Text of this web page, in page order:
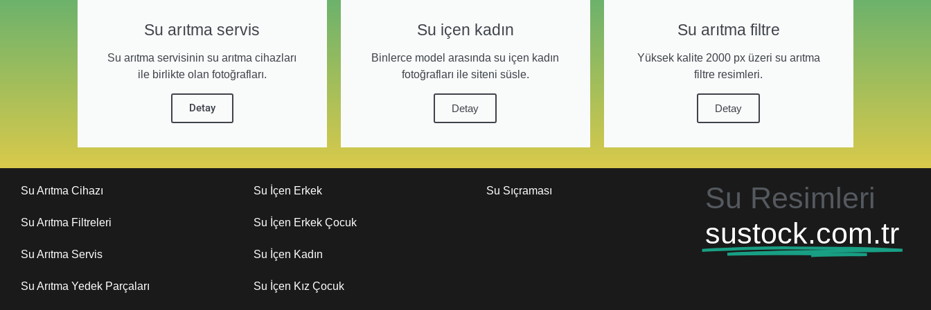
Su arıtma servis
Su arıtma servisinin su arıtma cihazları
ile birlikte olan fotoğrafları.
Detay
Su içen kadın
Binlerce model arasında su içen kadın
fotoğrafları ile siteni süsle.
Detay
Su arıtma filtre
Yüksek kalite 2000 px üzeri su arıtma
filtre resimleri.
Detay
Su Arıtma Cihazı
Su Arıtma Filtreleri
Su Arıtma Servis
Su Arıtma Yedek Parçaları
Su İçen Erkek
Su İçen Erkek Çocuk
Su İçen Kadın
Su İçen Kız Çocuk
Su Sıçraması
Su Resimleri
sustock.com.tr